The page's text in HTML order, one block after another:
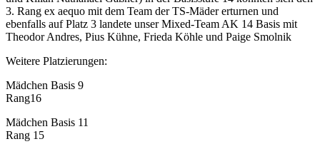
3. Rang ex aequo mit dem Team der TS-Mäder erturnen und
ebenfalls auf Platz 3 landete unser Mixed-Team AK 14 Basis mit
Theodor Andres, Pius Kühne, Frieda Köhle und Paige Smolnik
Weitere Platzierungen:
Mädchen Basis 9
Rang16
Mädchen Basis 11
Rang 15